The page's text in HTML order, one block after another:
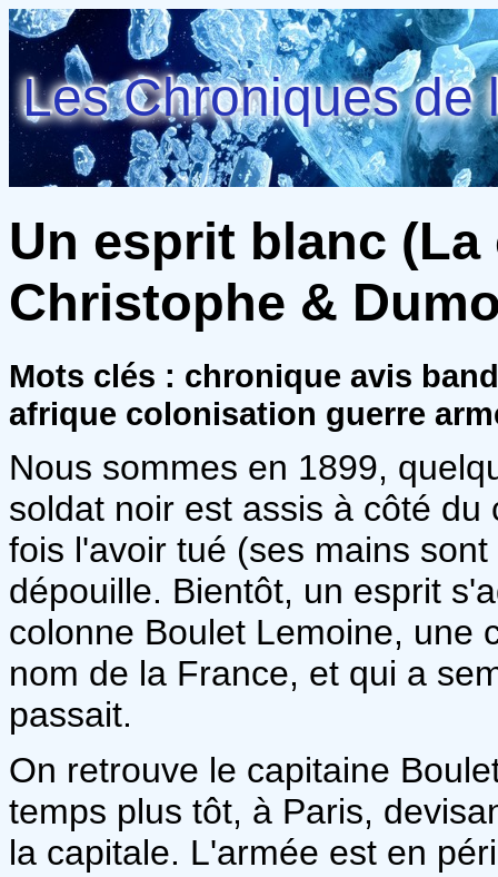
Les Chroniques de
Un esprit blanc
Christophe &
Mots clés : chronique avis
afrique colonisation guerre
Nous sommes en 1899,
soldat noir est assis à côté
fois l'avoir tué (ses mains
dépouille. Bientôt, un esprit
colonne Boulet Lemoine, une
nom de la France, et qui a
passait.
On retrouve le capitaine
temps plus tôt, à Paris,
la capitale. L'armée est en